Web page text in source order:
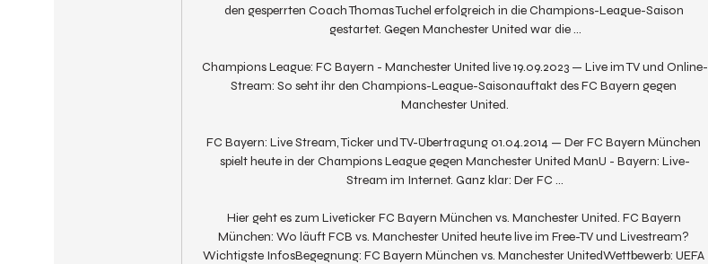
den gesperrten Coach Thomas Tuchel erfolgreich in die Champions-League-Saison
gestartet. Gegen Manchester United war die ...
Champions League: FC Bayern - Manchester United live 19.09.2023 — Live im TV und Online-
Stream: So seht ihr den Champions-League-Saisonauftakt des FC Bayern gegen
Manchester United.
FC Bayern: Live Stream, Ticker und TV-Übertragung 01.04.2014 — Der FC Bayern München
spielt heute in der Champions League gegen Manchester United ManU - Bayern: Live-
Stream im Internet. Ganz klar: Der FC ...
Hier geht es zum Liveticker FC Bayern München vs. Manchester United. FC Bayern
München: Wo läuft FCB vs. Manchester United heute live im Free-TV und Livestream?
Wichtigste InfosBegegnung: FC Bayern München vs. Manchester UnitedWettbewerb: UEFA